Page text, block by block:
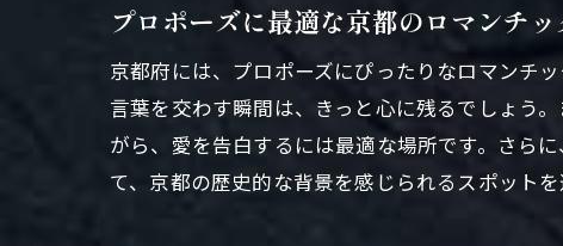
プロポーズに最適な京都のロマンチッ
京都府には、プロポーズにぴったりなロマンチ
言葉を交わす瞬間は、きっと心に残るでしょう
がら、愛を告白するには最適な場所です。さら
て、京都の歴史的な背景を感じられるスポット